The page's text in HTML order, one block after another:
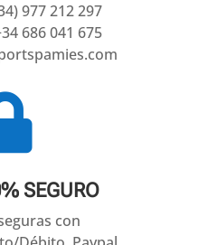
977 212 297
686 041 675
SEGURO
con